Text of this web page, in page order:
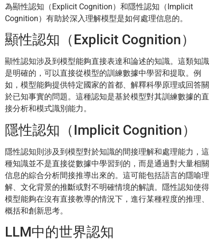
為顯性認知（Explicit Cognition）和隱性認知（Implicit
Cognition）有助於深入理解模型是如何處理信息的。
顯性認知（Explicit Cognition）
顯性認知涉及到模型能夠直接表達和論述的知識。這類知識
是明確的，可以直接從模型的訓練數據中學習和提取。例
如，模型能夠提供特定國家的首都、解釋科學原理或回答關
於已知事實的問題。這種認知是基於模型對其訓練數據的直
接分析和模式識別能力。
隱性認知（Implicit Cognition）
隱性認知則涉及到模型對於知識的間接理解和處理能力，這
種知識並不是直接從數據中學習到的，而是通過對大量相關
信息的綜合分析間接推導出來的。這可能包括語言的隱喻理
解、文化背景的推斷或對不明確情境的解讀。隱性認知使得
模型能夠在沒有直接教導的情況下，進行某種程度的推理、
概括和創新思考。
LLM中的世界認知